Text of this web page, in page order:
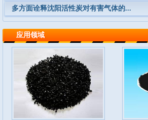
多方面诠释沈阳活性炭对有害气体的...
应用领域